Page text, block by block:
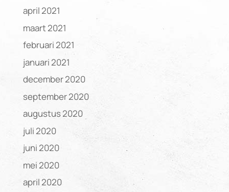
april 2021
maart 2021
februari 2021
januari 2021
december 2020
september 2020
augustus 2020
juli 2020
juni 2020
mei 2020
april 2020